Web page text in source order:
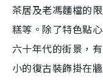
茶居及老馮麵檔的
糕等。除了特色點
六十年代的街景，
小的復古裝飾掛在